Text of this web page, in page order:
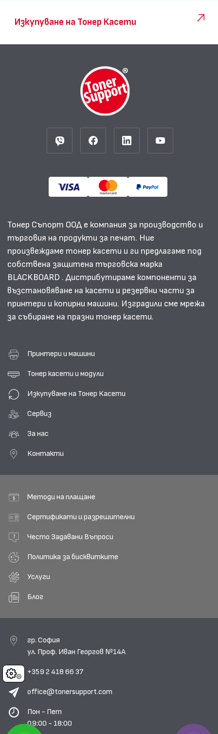
Cookies
Изкупуване на Тонер Касети
Тонер Съпорт ООД е компания за производство и
търговия на продукти за печат. Ние
произвеждаме тонер касети и ги предлагаме под
собствена защитена търговска марка
BLACKBOARD . Дистрибутираме компоненти за
възстановяване на касети и резервни части за
принтери и копирни машини. Изградили сме мрежа
за събиране на празни тонер касети.
Принтери и машини
Тонер касети и модули
Изкупуване на Тонер Касети
Сервиз
За нас
Контакти
Методи на плащане
Сертификати и разрешителни
Често Задавани Въпроси
Политика за бисквитките
Услуги
Блог
гр. София
ул. Проф. Иван Георгов №14А
+359 2 418 66 37
office@tonersupport.com
Пон - Пет
09:00 - 18:00